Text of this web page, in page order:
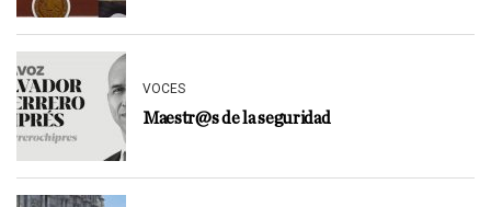
VOCES
Maestr@s de la seguridad